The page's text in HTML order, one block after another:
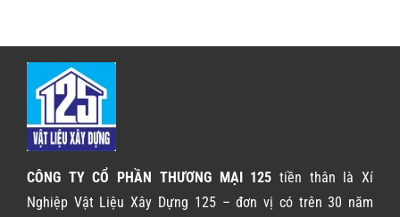
CÔNG TY CỔ PHẦN THƯƠNG MẠI 125 tiền thân là Xí
Nghiệp Vật Liệu Xây Dựng 125 – đơn vị có trên 30 năm